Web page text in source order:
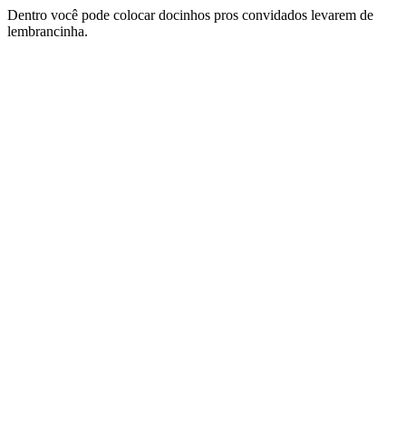
Dentro você pode colocar docinhos pros convidados levarem de
lembrancinha.